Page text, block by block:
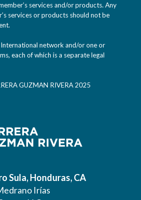
services and/or products. Any
services or products should not be
network and/or one or
each of which is a separate legal
GUZMAN RIVERA 2025
Sula, Honduras, CA
Irías